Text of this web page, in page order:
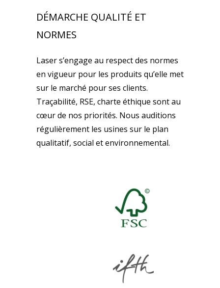
DÉMARCHE QUALITÉ ET
NORMES
Laser s’engage au respect des normes
en vigueur pour les produits qu’elle met
sur le marché pour ses clients.
Traçabilité, RSE, charte éthique sont au
cœur de nos priorités. Nous auditions
régulièrement les usines sur le plan
qualitatif, social et environnemental.